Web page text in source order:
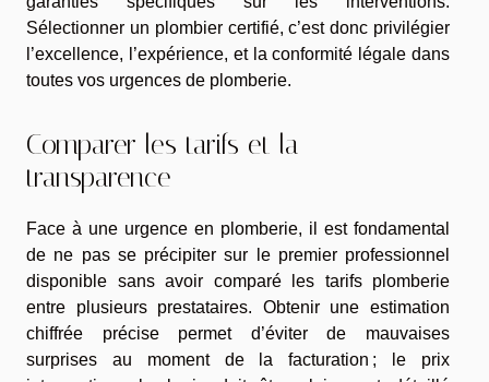
Sélectionner un plombier certifié, c’est donc privilégier
l’excellence, l’expérience, et la conformité légale dans
toutes vos urgences de plomberie.
Comparer les tarifs et la
transparence
Face à une urgence en plomberie, il est fondamental
de ne pas se précipiter sur le premier professionnel
disponible sans avoir comparé les tarifs plomberie
entre plusieurs prestataires. Obtenir une estimation
chiffrée précise permet d’éviter de mauvaises
surprises au moment de la facturation ; le prix